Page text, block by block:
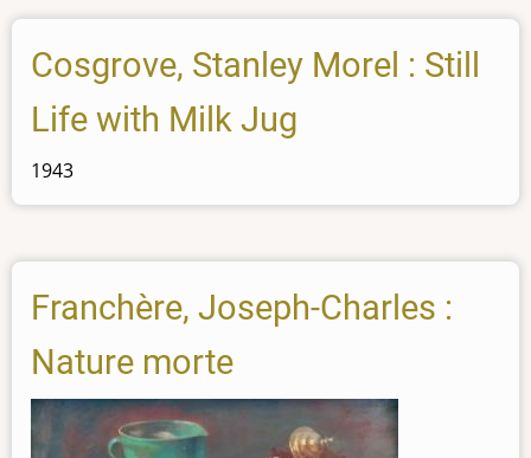
Cosgrove, Stanley Morel : Still
Life with Milk Jug
1943
Franchère, Joseph-Charles :
Nature morte